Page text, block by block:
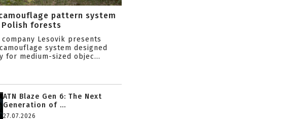
camouflage pattern system
forests
Lesovik presents
camouflage system designed
for medium-sized objec...
ATN Blaze Gen 6: The Next
Generation of ...
27.07.2026